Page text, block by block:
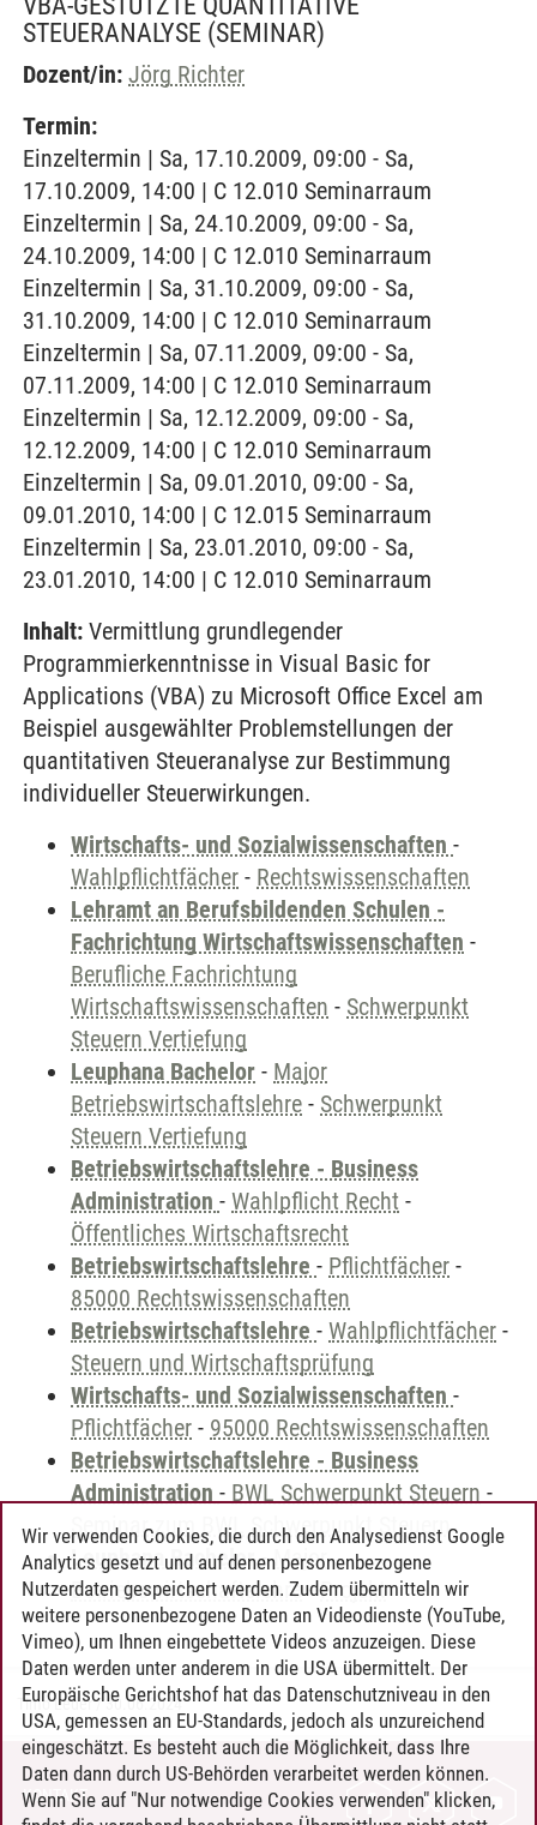
STEUERANALYSE (SEMINAR)
Dozent/in: Jörg Richter
Termin:
Einzeltermin | Sa, 17.10.2009, 09:00 - Sa,
17.10.2009, 14:00 | C 12.010 Seminarraum
Einzeltermin | Sa, 24.10.2009, 09:00 - Sa,
24.10.2009, 14:00 | C 12.010 Seminarraum
Einzeltermin | Sa, 31.10.2009, 09:00 - Sa,
31.10.2009, 14:00 | C 12.010 Seminarraum
Einzeltermin | Sa, 07.11.2009, 09:00 - Sa,
07.11.2009, 14:00 | C 12.010 Seminarraum
Einzeltermin | Sa, 12.12.2009, 09:00 - Sa,
12.12.2009, 14:00 | C 12.010 Seminarraum
Einzeltermin | Sa, 09.01.2010, 09:00 - Sa,
09.01.2010, 14:00 | C 12.015 Seminarraum
Einzeltermin | Sa, 23.01.2010, 09:00 - Sa,
23.01.2010, 14:00 | C 12.010 Seminarraum
Inhalt: Vermittlung grundlegender
Programmierkenntnisse in Visual Basic for
Applications (VBA) zu Microsoft Office Excel am
Beispiel ausgewählter Problemstellungen der
quantitativen Steueranalyse zur Bestimmung
individueller Steuerwirkungen.
Wirtschafts- und Sozialwissenschaften -
Wahlpflichtfächer - Rechtswissenschaften
Lehramt an Berufsbildenden Schulen -
Fachrichtung Wirtschaftswissenschaften -
Berufliche Fachrichtung
Wirtschaftswissenschaften - Schwerpunkt
Steuern Vertiefung
Leuphana Bachelor - Major
Betriebswirtschaftslehre - Schwerpunkt
Steuern Vertiefung
Betriebswirtschaftslehre - Business
Administration - Wahlpflicht Recht -
Öffentliches Wirtschaftsrecht
Betriebswirtschaftslehre - Pflichtfächer -
85000 Rechtswissenschaften
Betriebswirtschaftslehre - Wahlpflichtfächer -
Steuern und Wirtschaftsprüfung
Wirtschafts- und Sozialwissenschaften -
Pflichtfächer - 95000 Rechtswissenschaften
Betriebswirtschaftslehre - Business
Administration - BWL Schwerpunkt Steuern -
Seminar zum BWL Schwerpunkt Steuern
Leuphana Bachelor-Major
Betriebswirtschaftslehre-Projekt
Timo Leder/30.06.2024
KONTAKT
Wir verwenden Cookies, die durch den Analysedienst Google
Analytics gesetzt und auf denen personenbezogene
Nutzerdaten gespeichert werden. Zudem übermitteln wir
weitere personenbezogene Daten an Videodienste (YouTube,
Vimeo), um Ihnen eingebettete Videos anzuzeigen. Diese
Daten werden unter anderem in die USA übermittelt. Der
Europäische Gerichtshof hat das Datenschutzniveau in den
USA, gemessen an EU-Standards, jedoch als unzureichend
eingeschätzt. Es besteht auch die Möglichkeit, dass Ihre
Daten dann durch US-Behörden verarbeitet werden können.
Wenn Sie auf "Nur notwendige Cookies verwenden" klicken,